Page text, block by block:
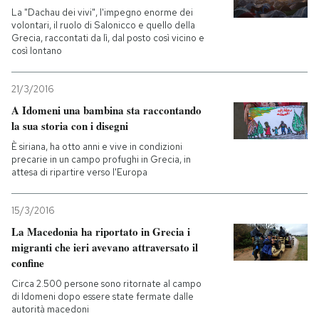
I MIEI PREFERITI
SHOP
CALENDARIO
AREA PERSONALE
La "Dachau dei vivi", l'impegno enorme dei
volontari, il ruolo di Salonicco e quello della
Grecia, raccontati da lì, dal posto così vicino e
così lontano
21/3/2016
A Idomeni una bambina sta raccontando
la sua storia con i disegni
È siriana, ha otto anni e vive in condizioni
precarie in un campo profughi in Grecia, in
attesa di ripartire verso l'Europa
15/3/2016
La Macedonia ha riportato in Grecia i
migranti che ieri avevano attraversato il
confine
Circa 2.500 persone sono ritornate al campo
di Idomeni dopo essere state fermate dalle
autorità macedoni